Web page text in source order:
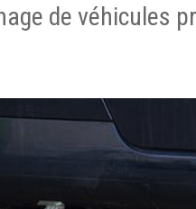
de véhicules